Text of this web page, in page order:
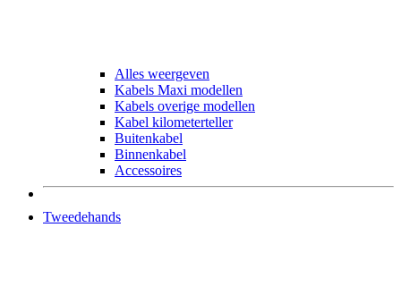
Alles weergeven
Kabels Maxi modellen
Kabels overige modellen
Kabel kilometerteller
Buitenkabel
Binnenkabel
Accessoires
Tweedehands